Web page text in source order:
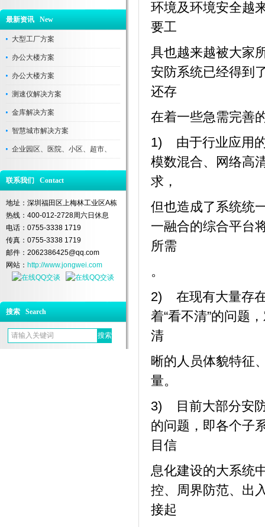
最新资讯 New
大型工厂方案
办公大楼方案
办公大楼方案
测速仪解决方案
金库解决方案
智慧城市解决方案
企业园区、医院、小区、超市、
联系我们 Contact
地址：深圳福田区上梅林工业区A栋
热线：400-012-2728周六日休息
电话：0755-3338 1719
传真：0755-3338 1719
邮件：2062386425@qq.com
网站： http://www.jongwei.com
搜索 Search
环境及环境安全越
要工
具也越来越被大家
安防系统已经得到
还存
在着一些急需完善
1) 由于行业应用
模数混合、网络高
求，
但也造成了系统统
一融合的综合平台
所需
。
2) 在现有大量存
着“看不清”的问题
清
晰的人员体貌特征
量。
3) 目前大部分安
的问题，即各个子
目信
息化建设的大系统
控、周界防范、出
接起